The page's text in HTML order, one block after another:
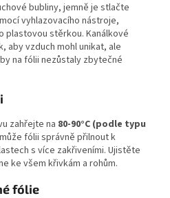
bubliny, jemně je stlačte
vyhlazovacího nástroje,
plastovou stěrkou. Kanálkové
aby vzduch mohl unikat, ale
na fólii nezůstaly zbytečné
zahřejte na 80-90°C (podle typu
fólii správně přilnout k
s více zakřiveními. Ujistěte
ke všem křivkám a rohům.
fólie